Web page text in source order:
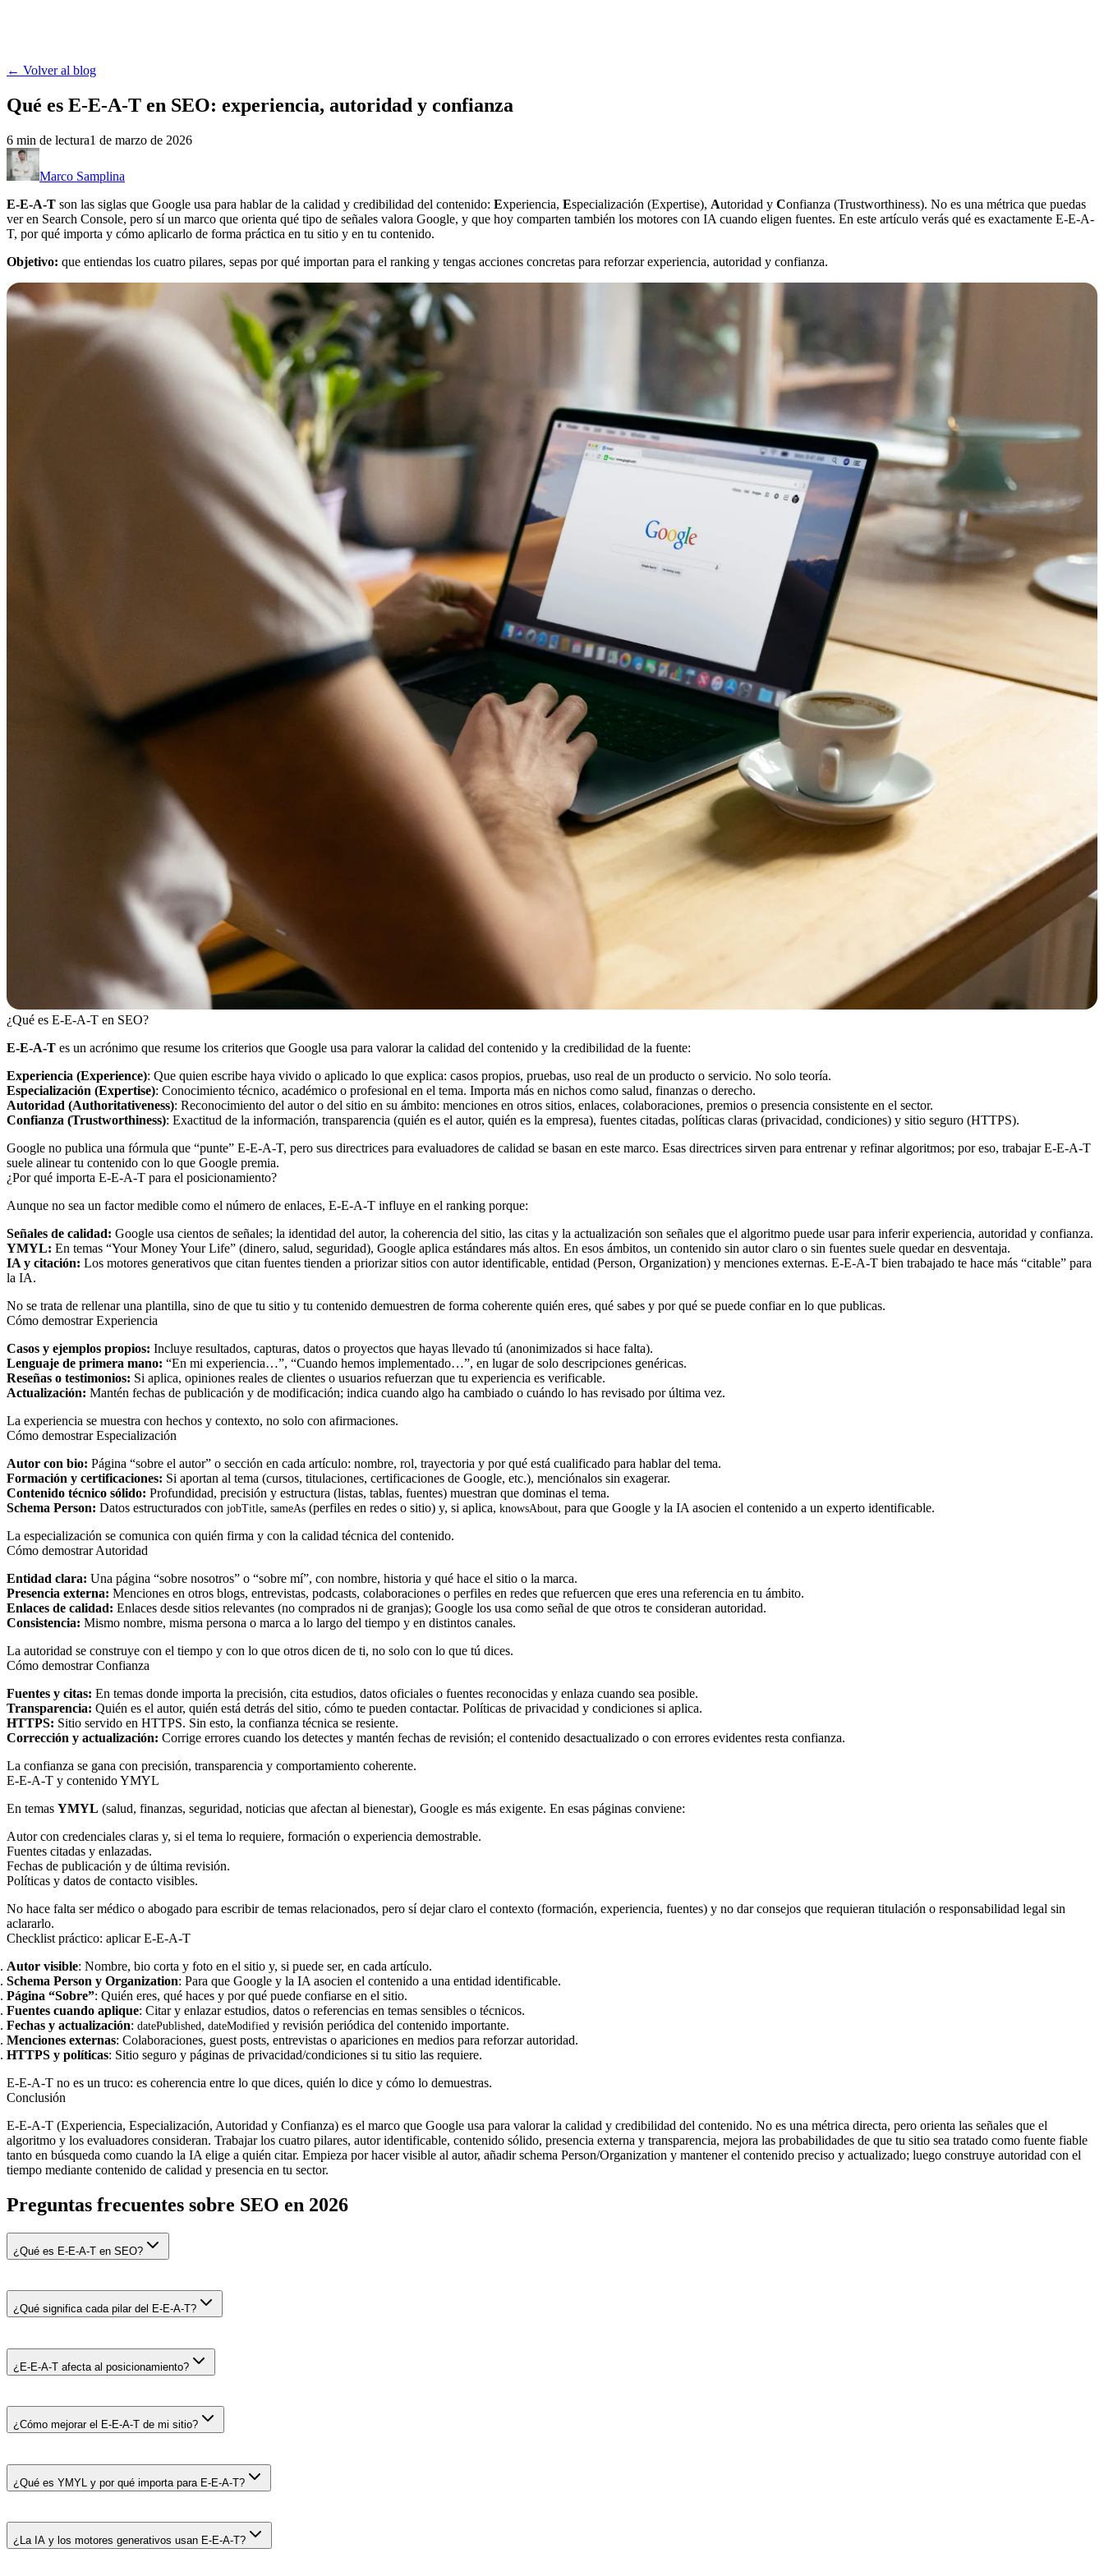
← Volver al blog
Qué es E-E-A-T en SEO: experiencia, autoridad y confianza
6 min de lectura1 de marzo de 2026
Marco Samplina
E-E-A-T son las siglas que Google usa para hablar de la calidad y credibilidad del contenido: Experiencia, Especialización (Expertise), Autoridad y Confianza (Trustworthiness). No es una métrica que puedas
ver en Search Console, pero sí un marco que orienta qué tipo de señales valora Google, y que hoy comparten también los motores con IA cuando eligen fuentes. En este artículo verás qué es exactamente E-E-A-
T, por qué importa y cómo aplicarlo de forma práctica en tu sitio y en tu contenido.
Objetivo: que entiendas los cuatro pilares, sepas por qué importan para el ranking y tengas acciones concretas para reforzar experiencia, autoridad y confianza.
¿Qué es E-E-A-T en SEO?
E-E-A-T es un acrónimo que resume los criterios que Google usa para valorar la calidad del contenido y la credibilidad de la fuente:
Experiencia (Experience): Que quien escribe haya vivido o aplicado lo que explica: casos propios, pruebas, uso real de un producto o servicio. No solo teoría.
Especialización (Expertise): Conocimiento técnico, académico o profesional en el tema. Importa más en nichos como salud, finanzas o derecho.
Autoridad (Authoritativeness): Reconocimiento del autor o del sitio en su ámbito: menciones en otros sitios, enlaces, colaboraciones, premios o presencia consistente en el sector.
Confianza (Trustworthiness): Exactitud de la información, transparencia (quién es el autor, quién es la empresa), fuentes citadas, políticas claras (privacidad, condiciones) y sitio seguro (HTTPS).
Google no publica una fórmula que “punte” E-E-A-T, pero sus directrices para evaluadores de calidad se basan en este marco. Esas directrices sirven para entrenar y refinar algoritmos; por eso, trabajar E-E-A-T
suele alinear tu contenido con lo que Google premia.
¿Por qué importa E-E-A-T para el posicionamiento?
Aunque no sea un factor medible como el número de enlaces, E-E-A-T influye en el ranking porque:
Señales de calidad: Google usa cientos de señales; la identidad del autor, la coherencia del sitio, las citas y la actualización son señales que el algoritmo puede usar para inferir experiencia, autoridad y confianza.
YMYL: En temas “Your Money Your Life” (dinero, salud, seguridad), Google aplica estándares más altos. En esos ámbitos, un contenido sin autor claro o sin fuentes suele quedar en desventaja.
IA y citación: Los motores generativos que citan fuentes tienden a priorizar sitios con autor identificable, entidad (Person, Organization) y menciones externas. E-E-A-T bien trabajado te hace más “citable” para
la IA.
No se trata de rellenar una plantilla, sino de que tu sitio y tu contenido demuestren de forma coherente quién eres, qué sabes y por qué se puede confiar en lo que publicas.
Cómo demostrar Experiencia
Casos y ejemplos propios: Incluye resultados, capturas, datos o proyectos que hayas llevado tú (anonimizados si hace falta).
Lenguaje de primera mano: “En mi experiencia…”, “Cuando hemos implementado…”, en lugar de solo descripciones genéricas.
Reseñas o testimonios: Si aplica, opiniones reales de clientes o usuarios refuerzan que tu experiencia es verificable.
Actualización: Mantén fechas de publicación y de modificación; indica cuando algo ha cambiado o cuándo lo has revisado por última vez.
La experiencia se muestra con hechos y contexto, no solo con afirmaciones.
Cómo demostrar Especialización
Autor con bio: Página “sobre el autor” o sección en cada artículo: nombre, rol, trayectoria y por qué está cualificado para hablar del tema.
Formación y certificaciones: Si aportan al tema (cursos, titulaciones, certificaciones de Google, etc.), menciónalos sin exagerar.
Contenido técnico sólido: Profundidad, precisión y estructura (listas, tablas, fuentes) muestran que dominas el tema.
Schema Person: Datos estructurados con jobTitle, sameAs (perfiles en redes o sitio) y, si aplica, knowsAbout, para que Google y la IA asocien el contenido a un experto identificable.
La especialización se comunica con quién firma y con la calidad técnica del contenido.
Cómo demostrar Autoridad
Entidad clara: Una página “sobre nosotros” o “sobre mí”, con nombre, historia y qué hace el sitio o la marca.
Presencia externa: Menciones en otros blogs, entrevistas, podcasts, colaboraciones o perfiles en redes que refuercen que eres una referencia en tu ámbito.
Enlaces de calidad: Enlaces desde sitios relevantes (no comprados ni de granjas); Google los usa como señal de que otros te consideran autoridad.
Consistencia: Mismo nombre, misma persona o marca a lo largo del tiempo y en distintos canales.
La autoridad se construye con el tiempo y con lo que otros dicen de ti, no solo con lo que tú dices.
Cómo demostrar Confianza
Fuentes y citas: En temas donde importa la precisión, cita estudios, datos oficiales o fuentes reconocidas y enlaza cuando sea posible.
Transparencia: Quién es el autor, quién está detrás del sitio, cómo te pueden contactar. Políticas de privacidad y condiciones si aplica.
HTTPS: Sitio servido en HTTPS. Sin esto, la confianza técnica se resiente.
Corrección y actualización: Corrige errores cuando los detectes y mantén fechas de revisión; el contenido desactualizado o con errores evidentes resta confianza.
La confianza se gana con precisión, transparencia y comportamiento coherente.
E-E-A-T y contenido YMYL
En temas YMYL (salud, finanzas, seguridad, noticias que afectan al bienestar), Google es más exigente. En esas páginas conviene:
Autor con credenciales claras y, si el tema lo requiere, formación o experiencia demostrable.
Fuentes citadas y enlazadas.
Fechas de publicación y de última revisión.
Políticas y datos de contacto visibles.
No hace falta ser médico o abogado para escribir de temas relacionados, pero sí dejar claro el contexto (formación, experiencia, fuentes) y no dar consejos que requieran titulación o responsabilidad legal sin
aclararlo.
Checklist práctico: aplicar E-E-A-T
Autor visible: Nombre, bio corta y foto en el sitio y, si puede ser, en cada artículo.
Schema Person y Organization: Para que Google y la IA asocien el contenido a una entidad identificable.
Página “Sobre”: Quién eres, qué haces y por qué puede confiarse en el sitio.
Fuentes cuando aplique: Citar y enlazar estudios, datos o referencias en temas sensibles o técnicos.
Fechas y actualización: datePublished, dateModified y revisión periódica del contenido importante.
Menciones externas: Colaboraciones, guest posts, entrevistas o apariciones en medios para reforzar autoridad.
HTTPS y políticas: Sitio seguro y páginas de privacidad/condiciones si tu sitio las requiere.
E-E-A-T no es un truco: es coherencia entre lo que dices, quién lo dice y cómo lo demuestras.
Conclusión
E-E-A-T (Experiencia, Especialización, Autoridad y Confianza) es el marco que Google usa para valorar la calidad y credibilidad del contenido. No es una métrica directa, pero orienta las señales que el
algoritmo y los evaluadores consideran. Trabajar los cuatro pilares, autor identificable, contenido sólido, presencia externa y transparencia, mejora las probabilidades de que tu sitio sea tratado como fuente fiable
tanto en búsqueda como cuando la IA elige a quién citar. Empieza por hacer visible al autor, añadir schema Person/Organization y mantener el contenido preciso y actualizado; luego construye autoridad con el
tiempo mediante contenido de calidad y presencia en tu sector.
Preguntas frecuentes sobre SEO en 2026
¿Qué es E-E-A-T en SEO?
¿Qué significa cada pilar del E-E-A-T?
¿E-E-A-T afecta al posicionamiento?
¿Cómo mejorar el E-E-A-T de mi sitio?
¿Qué es YMYL y por qué importa para E-E-A-T?
¿La IA y los motores generativos usan E-E-A-T?